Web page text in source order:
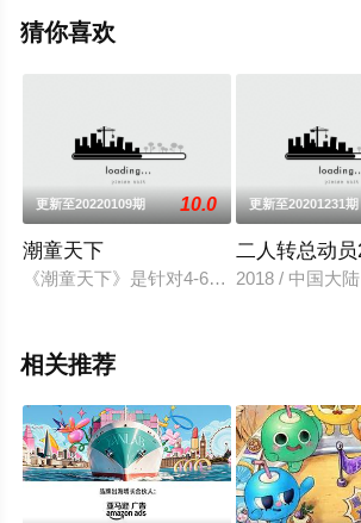
关信息可移步至豆瓣综艺、电视猫或剧
猜你喜欢
更新至20220109期 10.0
潮童天下
《潮童天下》是针对4-6岁的小朋友度身
更新至20201231期
二人转总动员
2018 / 中国大陆
相关推荐